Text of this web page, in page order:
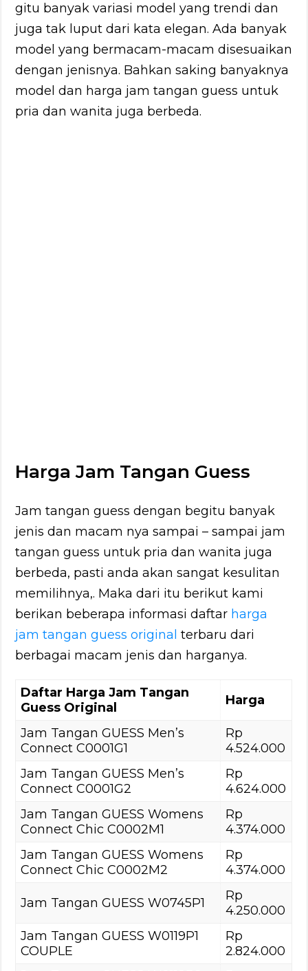
gitu banyak variasi model yang trendi dan
juga tak luput dari kata elegan. Ada banyak
model yang bermacam-macam disesuaikan
dengan jenisnya. Bahkan saking banyaknya
model dan harga jam tangan guess untuk
pria dan wanita juga berbeda.
Harga Jam Tangan Guess
Jam tangan guess dengan begitu banyak
jenis dan macam nya sampai – sampai jam
tangan guess untuk pria dan wanita juga
berbeda, pasti anda akan sangat kesulitan
memilihnya,. Maka dari itu berikut kami
berikan beberapa informasi daftar harga
jam tangan guess original terbaru dari
berbagai macam jenis dan harganya.
Daftar Harga Jam Tangan
Guess Original
Harga
Jam Tangan GUESS Men’s
Connect C0001G1
Rp
4.524.000
Jam Tangan GUESS Men’s
Connect C0001G2
Rp
4.624.000
Jam Tangan GUESS Womens
Connect Chic C0002M1
Rp
4.374.000
Jam Tangan GUESS Womens
Connect Chic C0002M2
Rp
4.374.000
Jam Tangan GUESS W0745P1
Rp
4.250.000
Jam Tangan GUESS W0119P1
COUPLE
Rp
2.824.000